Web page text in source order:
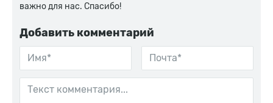
важно для нас. Спасибо!
Добавить комментарий